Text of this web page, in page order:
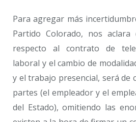
Para agregar más
Partido Colorado, nos aclara
respecto al contrato de
laboral y el cambio de
y el trabajo presencial, será de
partes (el empleador y el
del Estado), omitiendo las